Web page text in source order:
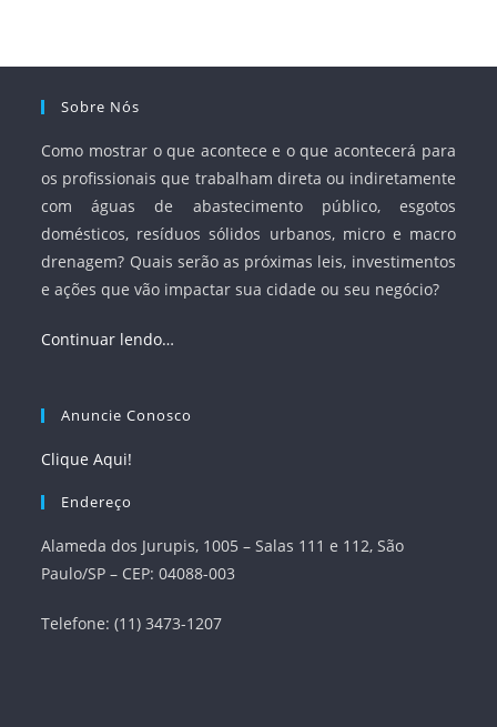
Sobre Nós
Como mostrar o que acontece e o que acontecerá para
os profissionais que trabalham direta ou indiretamente
com águas de abastecimento público, esgotos
domésticos, resíduos sólidos urbanos, micro e macro
drenagem? Quais serão as próximas leis, investimentos
e ações que vão impactar sua cidade ou seu negócio?
Continuar lendo…
Anuncie Conosco
Clique Aqui!
Endereço
Alameda dos Jurupis, 1005 – Salas 111 e 112, São
Paulo/SP – CEP: 04088-003
Telefone: (11) 3473-1207